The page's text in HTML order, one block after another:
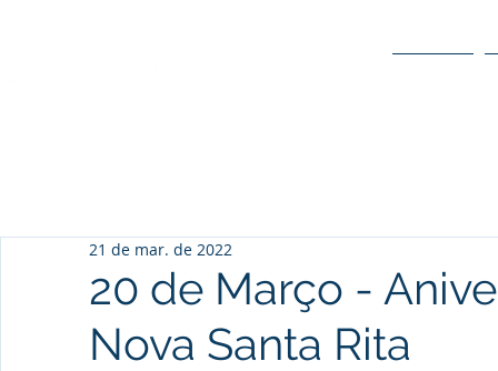
20 de Março -
Nova Santa Rita
21 de mar. de 2022